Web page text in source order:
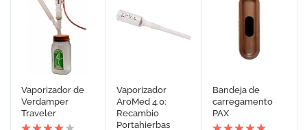
Vaporizador de
Verdamper
Traveler
Vaporizador
AroMed 4.0:
Recambio
Portahierbas
Bandeja de
carregamento
PAX